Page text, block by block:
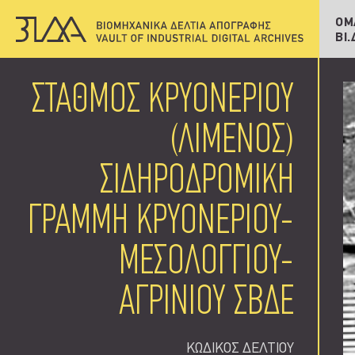
ΣΤΑΘΜΟΣ ΚΡΥΟΝΕΡΙΟΥ
(ΛΙΜΕΝΟΣ)
ΣΙΔΗΡΟΔΡΟΜΙΚΗ
ΓΡΑΜΜΗ ΚΡΥΟΝΕΡΙΟΥ-
ΜΕΣΟΛΟΓΓΙΟΥ-
ΑΓΡΙΝΙΟΥ ΣΒΔΕ
ΚΩΔΙΚΟΣ ΔΕΛΤΙΟΥ